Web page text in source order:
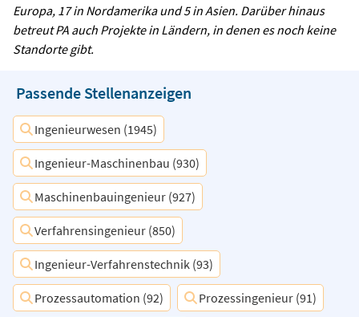
Europa, 17 in Nordamerika und 5 in Asien. Darüber hinaus
betreut PA auch Projekte in Ländern, in denen es noch keine
Standorte gibt.
Passende Stellenanzeigen
Ingenieurwesen (1945)
Ingenieur-Maschinenbau (930)
Maschinenbauingenieur (927)
Verfahrensingenieur (850)
Ingenieur-Verfahrenstechnik (93)
Prozessautomation (92) Prozessingenieur (91)